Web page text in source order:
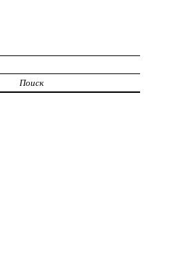
Поиск